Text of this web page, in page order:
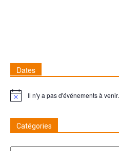
Dates
RemarqueIl n'y a pas d'événements à venir.
Catégories
Catégories